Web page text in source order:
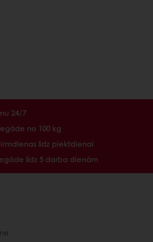
24/7
no 100 kg
līdz piektdienai
līdz 5 darba dienām